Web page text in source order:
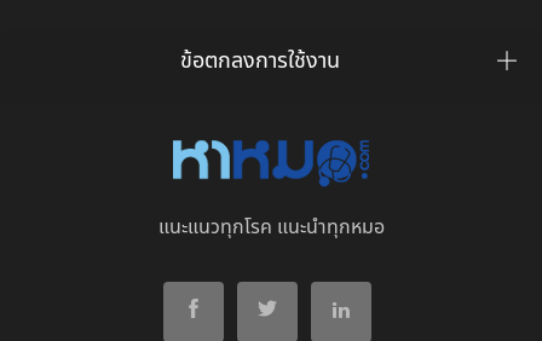
ข้อตกลงการใช้งาน
แนะแนวทุกโรค แนะนำทุกหมอ